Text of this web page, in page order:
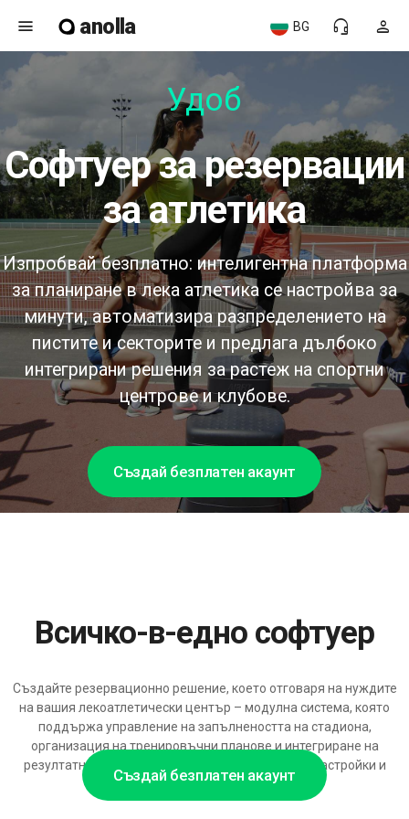
menu anolla person
headset_mic
BG
Удобен
софтуер за резервации
за атлетика
Изпробвай безплатно: интелигентна платформа
за планиране в лека атлетика се настройва за
минути, автоматизира разпределението на
пистите и секторите и предлага дълбоко
интегрирани решения за растеж на спортни
центрове и клубове.
Създай безплатен акаунт
Създай безплатен акаунт
Всичко-в-едно софтуер
Създайте резервационно решение, което отговаря на нуждите
на вашия лекоатлетически център – модулна система, която
поддържа управление на запълнеността на стадиона,
организация на тренировъчни планове и интегриране на
резултатни събития, с широки възможности за настройки и
интерфейси.